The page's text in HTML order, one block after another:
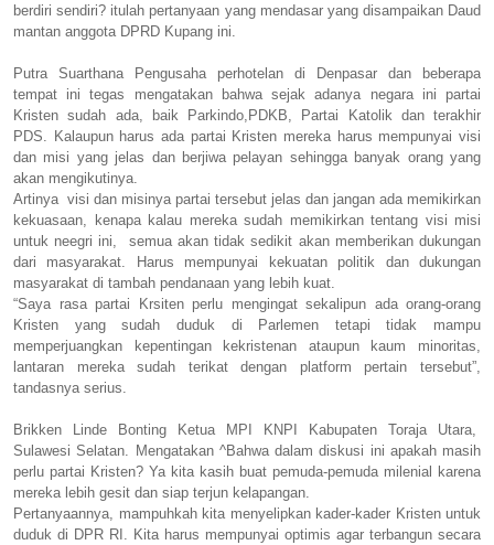
berdiri sendiri? itulah pertanyaan yang mendasar yang disampaikan Daud
mantan anggota DPRD Kupang ini.
Putra Suarthana Pengusaha perhotelan di Denpasar dan beberapa
tempat ini tegas mengatakan bahwa sejak adanya negara ini partai
Kristen sudah ada, baik Parkindo,PDKB, Partai Katolik dan terakhir
PDS. Kalaupun harus ada partai Kristen mereka harus mempunyai visi
dan misi yang jelas dan berjiwa pelayan sehingga banyak orang yang
akan mengikutinya.
Artinya visi dan misinya partai tersebut jelas dan jangan ada memikirkan
kekuasaan, kenapa kalau mereka sudah memikirkan tentang visi misi
untuk neegri ini, semua akan tidak sedikit akan memberikan dukungan
dari masyarakat. Harus mempunyai kekuatan politik dan dukungan
masyarakat di tambah pendanaan yang lebih kuat.
“Saya rasa partai Krsiten perlu mengingat sekalipun ada orang-orang
Kristen yang sudah duduk di Parlemen tetapi tidak mampu
memperjuangkan kepentingan kekristenan ataupun kaum minoritas,
lantaran mereka sudah terikat dengan platform pertain tersebut”,
tandasnya serius.
Brikken Linde Bonting Ketua MPI KNPI Kabupaten Toraja Utara,
Sulawesi Selatan. Mengatakan ^Bahwa dalam diskusi ini apakah masih
perlu partai Kristen? Ya kita kasih buat pemuda-pemuda milenial karena
mereka lebih gesit dan siap terjun kelapangan.
Pertanyaannya, mampuhkah kita menyelipkan kader-kader Kristen untuk
duduk di DPR RI. Kita harus mempunyai optimis agar terbangun secara